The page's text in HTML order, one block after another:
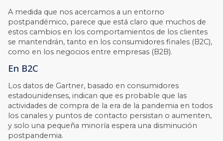
A medida que nos acercamos a un entorno
postpandémico, parece que está claro que muchos de
estos cambios en los comportamientos de los clientes
se mantendrán, tanto en los consumidores finales (B2C),
como en los negocios entre empresas (B2B).
En B2C
Los datos de Gartner, basado en consumidores
estadounidenses, indican que es probable que las
actividades de compra de la era de la pandemia en todos
los canales y puntos de contacto persistan o aumenten,
y solo una pequeña minoría espera una disminución
postpandemia.